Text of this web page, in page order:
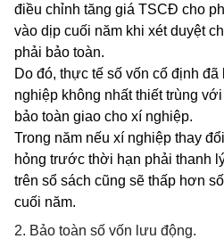
điều chỉnh tăng giá TSCĐ cho
vào dịp cuối năm khi xét duyệt
phải bảo toàn.
Do đó, thực tế số vốn cố định
nghiệp không nhất thiết trùng
bảo toàn giao cho xí nghiệp.
Trong năm nếu xí nghiệp thay
hỏng trước thời hạn phải thanh
trên sổ sách cũng sẽ thấp hơn
cuối năm.
2. Bảo toàn số vốn lưu động.